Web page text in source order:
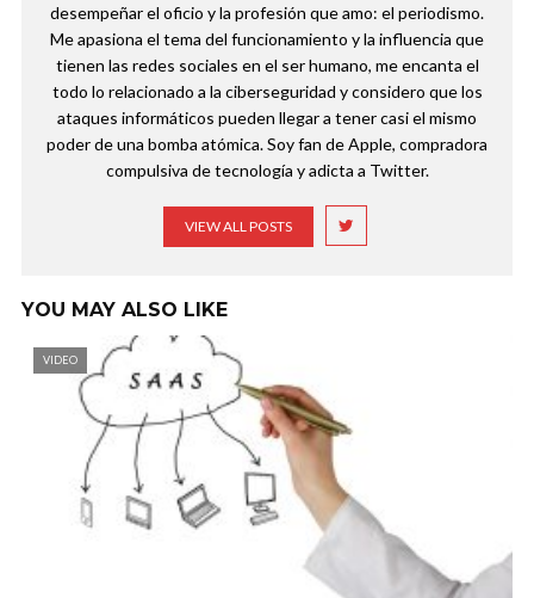
desempeñar el oficio y la profesión que amo: el periodismo.
Me apasiona el tema del funcionamiento y la influencia que
tienen las redes sociales en el ser humano, me encanta el
todo lo relacionado a la ciberseguridad y considero que los
ataques informáticos pueden llegar a tener casi el mismo
poder de una bomba atómica. Soy fan de Apple, compradora
compulsiva de tecnología y adicta a Twitter.
VIEW ALL POSTS
YOU MAY ALSO LIKE
VIDEO